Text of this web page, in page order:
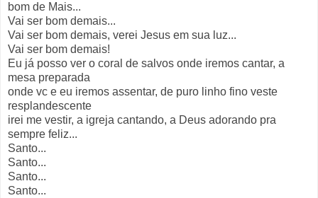
bom de Mais...
Vai ser bom demais...
Vai ser bom demais, verei Jesus em sua luz...
Vai ser bom demais!
Eu já posso ver o coral de salvos onde iremos cantar, a
mesa preparada
onde vc e eu iremos assentar, de puro linho fino veste
resplandescente
irei me vestir, a igreja cantando, a Deus adorando pra
sempre feliz...
Santo...
Santo...
Santo...
Santo...